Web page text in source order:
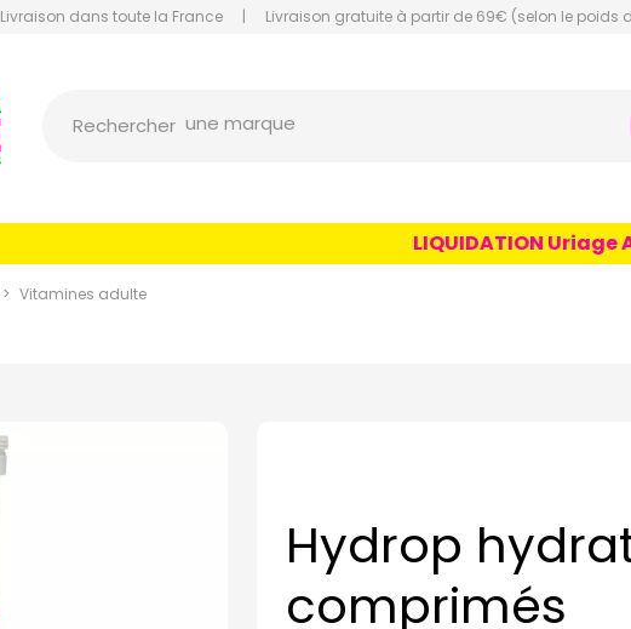
Livraison dans toute la France | Livraison gratuite à partir de 69€ (selon le poids
Rechercher un conseil
une marque
LIQUIDATION Uriage
Vitamines adulte
Hydrop
comprimés